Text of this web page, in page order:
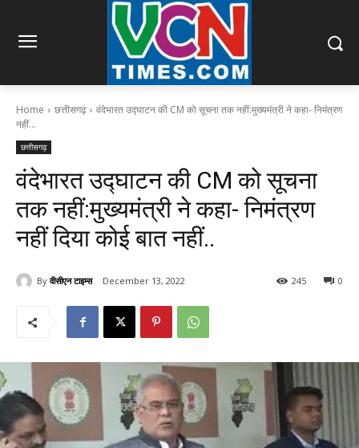
Home छत्तीसगढ़
वंदेभारत उद्घाटन की CM को सूचना तक नहीं:मुख्यमंत्री ने कहा- निमंत्रण
नहीं...
छत्तीसगढ़
वंदेभारत उद्घाटन की CM को सूचना
तक नहीं:मुख्यमंत्री ने कहा- निमंत्रण
नहीं दिया कोई बात नहीं..
By वीसीएन टाइम्स December 13, 2022 0
245